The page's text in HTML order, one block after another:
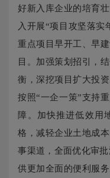
好新入库企业的培育
入开展“项目攻坚落实
重点项目早开工、早
目。加强策划招引，
衡，深挖项目扩大投
按照“一企一策”支持
障。加快推进低效用
格，减轻企业土地成
事渠道，全面优化审
供更加全面的便利服